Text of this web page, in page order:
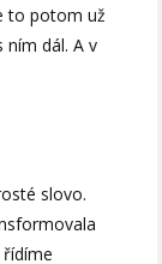
to potom už
ním dál. A v
slovo.